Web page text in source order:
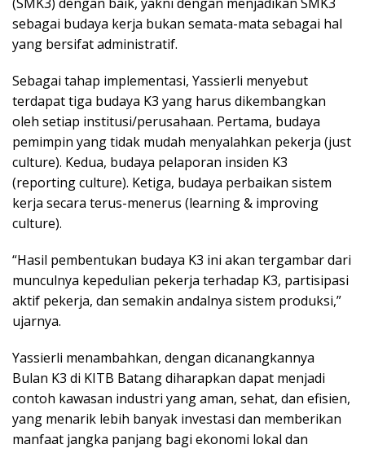
sebagai budaya kerja bukan semata-mata sebagai hal
yang bersifat administratif.
Sebagai tahap implementasi, Yassierli menyebut
terdapat tiga budaya K3 yang harus dikembangkan
oleh setiap institusi/perusahaan. Pertama, budaya
pemimpin yang tidak mudah menyalahkan pekerja (just
culture). Kedua, budaya pelaporan insiden K3
(reporting culture). Ketiga, budaya perbaikan sistem
kerja secara terus-menerus (learning & improving
culture).
“Hasil pembentukan budaya K3 ini akan tergambar dari
munculnya kepedulian pekerja terhadap K3, partisipasi
aktif pekerja, dan semakin andalnya sistem produksi,”
ujarnya.
Yassierli menambahkan, dengan dicanangkannya
Bulan K3 di KITB Batang diharapkan dapat menjadi
contoh kawasan industri yang aman, sehat, dan efisien,
yang menarik lebih banyak investasi dan memberikan
manfaat jangka panjang bagi ekonomi lokal dan